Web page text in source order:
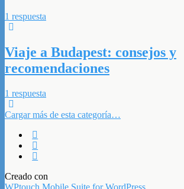
1 respuesta
Viaje a Budapest: consejos y
recomendaciones
1 respuesta
Cargar más de esta categoría…
Creado con
WPtouch Mobile Suite for WordPress